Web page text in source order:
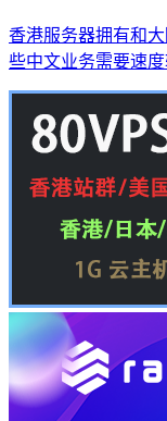
香港服务器拥有和
些中文业务需要速